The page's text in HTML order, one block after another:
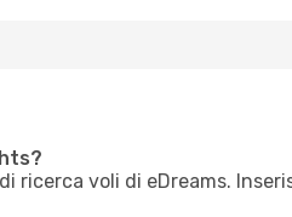
voli di eDreams.